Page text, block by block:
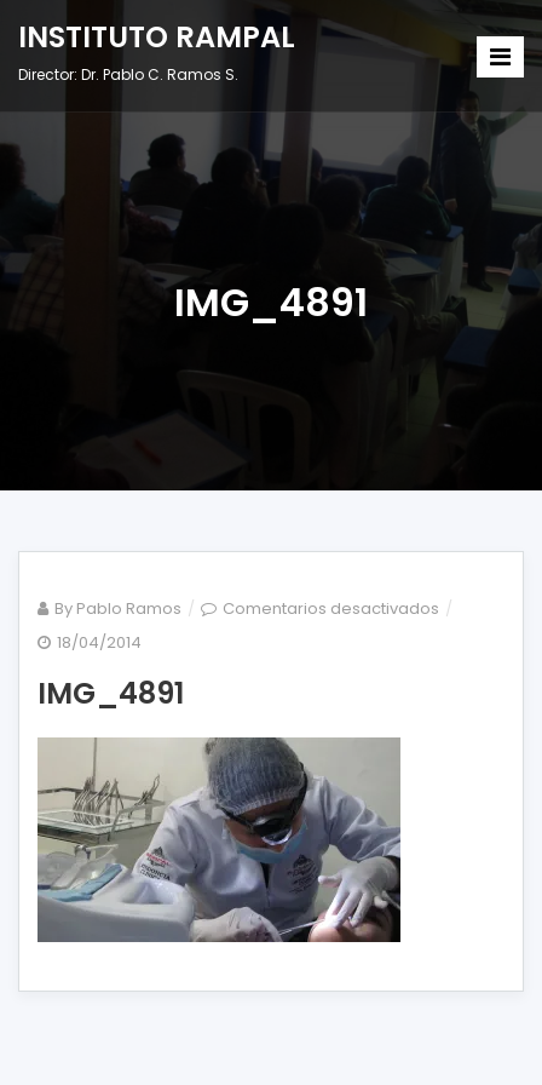
INSTITUTO RAMPAL
Director: Dr. Pablo C. Ramos S.
IMG_4891
By Pablo Ramos Comentarios desactivados en
18/04/2014
IMG_4891